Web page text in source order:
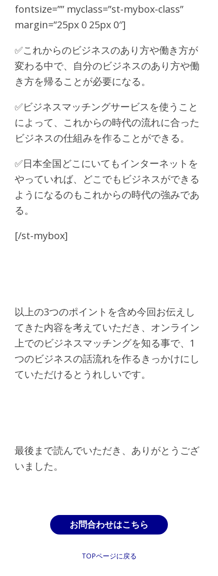
fontsize=”” myclass=”st-mybox-class”
margin=”25px 0 25px 0″]
✅これからのビジネスのあり方や働き方が
変わる中で、自分のビジネスのあり方や働
き方を帰ることが必要になる。
✅ビジネスマッチングサービスを使うこと
によって、これからの時代の流れに合った
ビジネスの仕組みを作ることができる。
✅日本全国どこにいてもインターネットを
やっていれば、どこでもビジネスができる
ようになるのもこれからの時代の強みであ
る。
[/st-mybox]
以上の3つのポイントを含め今回お伝えし
てきた内容を考えていただき、オンライン
上でのビジネスマッチングを知る事で、1
つのビジネスの話流れを作るきっかけにし
ていただけるとうれしいです。
最後まで読んでいただき、ありがとうござ
いました。
お問合わせはこちら
TOPページに戻る